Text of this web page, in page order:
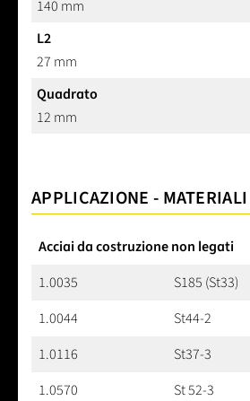
140 mm
L2
27 mm
Quadrato
12 mm
APPLICAZIONE -
Acciai da costruzione non legati
1.0035
S185 (St33)
1.0044
St44-2
1.0116
St37-3
1.0570
St 52-3